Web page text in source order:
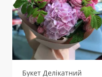
Букет Делікатний